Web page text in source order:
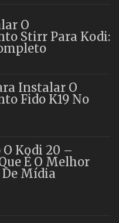
O
Stirr Para Kodi:
Instalar O
Fido K19 No
Kodi 20 –
É O Melhor
Mídia